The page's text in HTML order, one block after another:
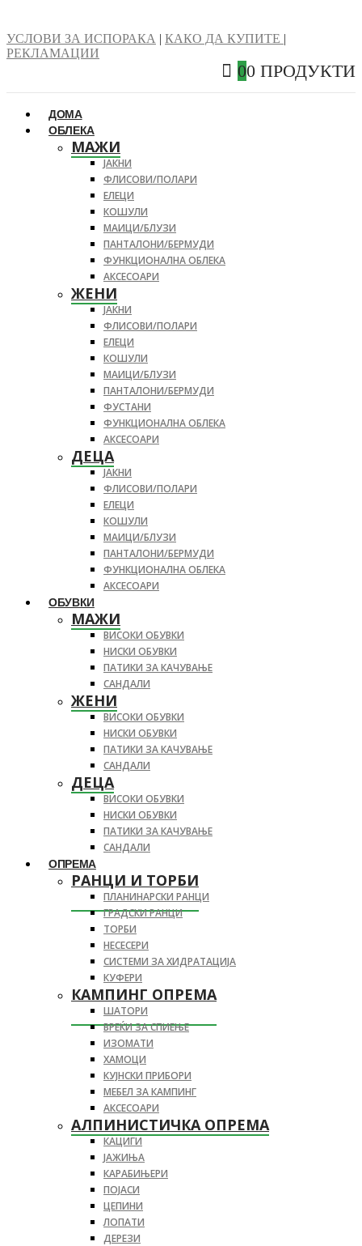
УСЛОВИ ЗА ИСПОРАКА | КАКО ДА КУПИТЕ |
РЕКЛАМАЦИИ
00 ПРОДУКТИ
ДОМА
ОБЛЕКА
МАЖИ
ЈАКНИ
ФЛИСОВИ/ПОЛАРИ
ЕЛЕЦИ
КОШУЛИ
МАИЦИ/БЛУЗИ
ПАНТАЛОНИ/БЕРМУДИ
ФУНКЦИОНАЛНА ОБЛЕКА
АКСЕСОАРИ
ЖЕНИ
ЈАКНИ
ФЛИСОВИ/ПОЛАРИ
ЕЛЕЦИ
КОШУЛИ
МАИЦИ/БЛУЗИ
ПАНТАЛОНИ/БЕРМУДИ
ФУСТАНИ
ФУНКЦИОНАЛНА ОБЛЕКА
АКСЕСОАРИ
ДЕЦА
ЈАКНИ
ФЛИСОВИ/ПОЛАРИ
ЕЛЕЦИ
КОШУЛИ
МАИЦИ/БЛУЗИ
ПАНТАЛОНИ/БЕРМУДИ
ФУНКЦИОНАЛНА ОБЛЕКА
АКСЕСОАРИ
ОБУВКИ
МАЖИ
ВИСОКИ ОБУВКИ
НИСКИ ОБУВКИ
ПАТИКИ ЗА КАЧУВАЊЕ
САНДАЛИ
ЖЕНИ
ВИСОКИ ОБУВКИ
НИСКИ ОБУВКИ
ПАТИКИ ЗА КАЧУВАЊЕ
САНДАЛИ
ДЕЦА
ВИСОКИ ОБУВКИ
НИСКИ ОБУВКИ
ПАТИКИ ЗА КАЧУВАЊЕ
САНДАЛИ
ОПРЕМА
РАНЦИ И ТОРБИ
ПЛАНИНАРСКИ РАНЦИ
ГРАДСКИ РАНЦИ
ТОРБИ
НЕСЕСЕРИ
СИСТЕМИ ЗА ХИДРАТАЦИЈА
КУФЕРИ
КАМПИНГ ОПРЕМА
ШАТОРИ
ВРЕЌИ ЗА СПИЕЊЕ
ИЗОМАТИ
ХАМОЦИ
КУЈНСКИ ПРИБОРИ
МЕБЕЛ ЗА КАМПИНГ
АКСЕСОАРИ
АЛПИНИСТИЧКА ОПРЕМА
КАЦИГИ
ЈАЖИЊА
КАРАБИЊЕРИ
ПОЈАСИ
ЦЕПИНИ
ЛОПАТИ
ДЕРЕЗИ